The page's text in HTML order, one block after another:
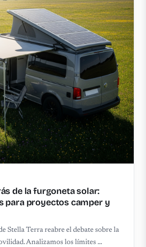
de la furgoneta solar:
para proyectos camper y
Stella Terra reabre el debate sobre la
Analizamos los límites …